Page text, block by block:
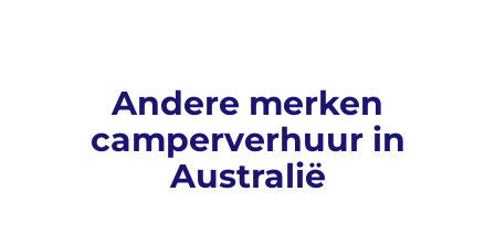
Andere merken
camperverhuur in
Australië